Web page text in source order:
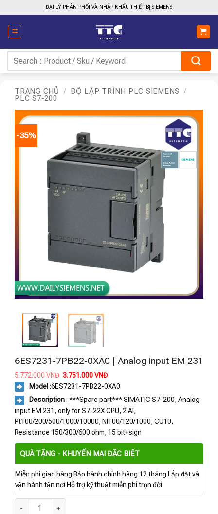
qua
nội
dung
ĐẠI LÝ PHÂN PHỐI VÀ NHẬP KHẨU THIẾT BỊ SIEMENS
kiếm:
TRANG CHỦ / BỘ LẬP TRÌNH PLC SIEMENS
/
PLC S7-200
-35%
6ES7231-7PB22-0XA0 | Analog input EM 231
5.772.000VNĐ Giá
là:
5.772.000 VNĐ.
3.751.000VNĐGiá
tại
là:
3.751.000 VNĐ.
Model :6ES7231-7PB22-0XA0
Description: ***Spare part*** SIMATIC S7-200, Analog
input EM 231, only for S7-22X CPU, 2 AI,
Pt100/200/500/1000/10000, NI100/120/1000, CU10,
Resistance 150/300/600 ohm, 15 bit+sign
QUÀ TẶNG - KHUYẾN MẠI ĐẶC BIỆT
Miễn phí giao hàng Bảo hành chính hãng 12 tháng Lắp đặt và
vận hành tận nơi Hỗ trợ kỹ thuật miễn phí trọn đời